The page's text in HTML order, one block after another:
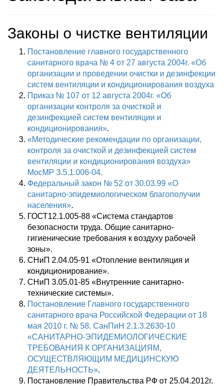
Законы о чистке вентиляции
Постановление главного государственного
санитарного врача № 4 от 27 августа 2004г. «Об
организации и проведении очистки и дезинфекции
систем вентиляции и кондиционирования воздуха
Приказ № 107 от 12 августа 2004г. «Об
организации контроля за очисткой и
дезинфекцией систем вентиляции и
кондиционирования».
«Методические рекомендации по организации,
контроля за очисткой и дезинфекцией систем
вентиляции и кондиционирования воздуха»
МосМР 3.5.1.006-04.
Федеральный закон № 52 от 30.03.99 «О
санитарно-эпидемиологическом благополучии
населения».
ГОСТ12.1.005-88 «Система стандартов
безопасности труда. Общие санитарно-
гигиенические требования к воздуху рабочей
зоны».
СНиП 2.04.05-91 «Отопление вентиляция и
кондиционирование».
СНиП 3.05.01-85 «Внутренние санитарно-
технические системы».
Постановление Главного государственного
санитарного врача Российской Федерации от 18
мая 2010 г. № 58. СанПиН 2.1.3.2630-10
«САНИТАРНО-ЭПИДЕМИОЛОГИЧЕСКИЕ
ТРЕБОВАНИЯ К ОРГАНИЗАЦИЯМ,
ОСУЩЕСТВЛЯЮЩИМ МЕДИЦИНСКУЮ
ДЕЯТЕЛЬНОСТЬ».
Постановление Правительства РФ от 25.04.2012г.